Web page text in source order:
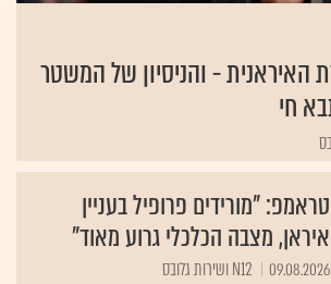
האיראנית - והניסיון של המשטר
חי
טראמפ: "מורידים פרופיל בעניין
איראן, מצבה הכלכלי גרוע מאוד"
09.08.2026 N12 ושירות גלובס